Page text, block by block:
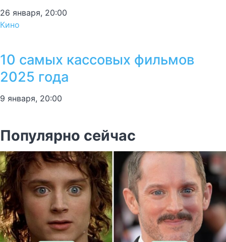
26 января, 20:00
Кино
10 самых кассовых фильмов
2025 года
9 января, 20:00
Популярно сейчас